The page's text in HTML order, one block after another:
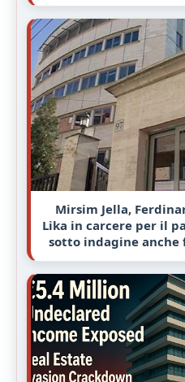
Mirsim Jella,
Lika in carcere per il
sotto indagine anche